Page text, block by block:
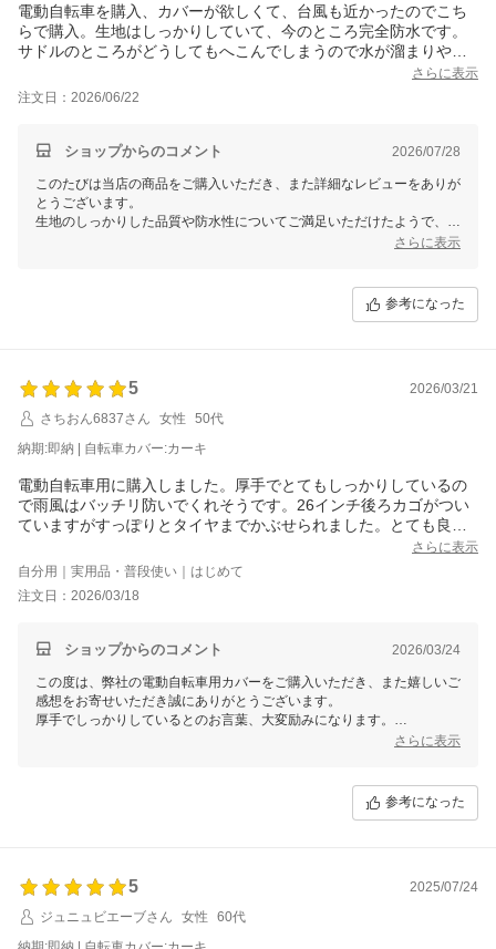
電動自転車を購入、カバーが欲しくて、台風も近かったのでこち
らで購入。生地はしっかりしていて、今のところ完全防水です。
サドルのところがどうしてもへこんでしまうので水が溜まりやす
いですが、ザっと落ちます。サイクルミラーもつけたので、前の
ほうからしっかりカバーができて良いです。値段が高いので☆４
さらに表示
注文日：2026/06/22
ショップからのコメント 2026/07/28
このたびは当店の商品をご購入いただき、また詳細なレビューをありが
とうございます。
生地のしっかりした品質や防水性についてご満足いただけたようで、大
ご利用される中で何かお困りのことがございましたら、いつでもお気軽
さらに表示
参考になった
5
2026/03/21
さちおん6837さん
女性
50代
納期:即納 | 自転車カバー:カーキ
電動自転車用に購入しました。厚手でとてもしっかりしているの
で雨風はバッチリ防いでくれそうです。26インチ後ろカゴがつい
ていますがすっぽりとタイヤまでかぶせられました。とても良い
さらに表示
自分用｜実用品・普段使い｜はじめて
注文日：2026/03/18
ショップからのコメント 2026/03/24
この度は、弊社の電動自転車用カバーをご購入いただき、また嬉しいご
感想をお寄せいただき誠にありがとうございます。
厚手でしっかりしているとのお言葉、大変励みになります。
また、26インチの後ろカゴ付き自転車にも問題なくご使用いただけた
雨風をしっかりと防いで、末長くお使いいただけることを願っておりま
さらに表示
参考になった
5
2025/07/24
ジュニュビエーブさん
女性
60代